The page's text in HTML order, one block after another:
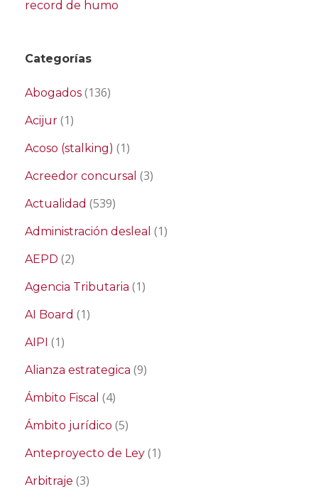
record de humo
Categorías
Abogados (136)
Acijur (1)
Acoso (stalking) (1)
Acreedor concursal (3)
Actualidad (539)
Administración desleal (1)
AEPD (2)
Agencia Tributaria (1)
AI Board (1)
AIPI (1)
Alianza estrategica (9)
Ámbito Fiscal (4)
Ámbito jurídico (5)
Anteproyecto de Ley (1)
Arbitraje (3)